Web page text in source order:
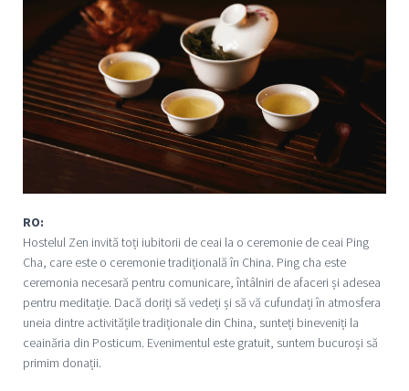
RO:
Hostelul Zen invită toți iubitorii de ceai la o ceremonie de ceai Ping
Cha, care este o ceremonie tradițională în China. Ping cha este
ceremonia necesară pentru comunicare, întâlniri de afaceri și adesea
pentru meditație. Dacă doriți să vedeți și să vă cufundați în atmosfera
uneia dintre activitățile tradiționale din China, sunteți bineveniți la
ceainăria din Posticum. Evenimentul este gratuit, suntem bucuroși să
primim donații.